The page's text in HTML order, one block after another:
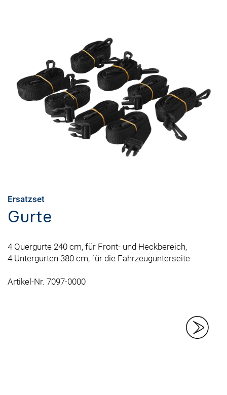
Ersatzset
Gurte
4 Quergurte 240 cm, für Front- und Heckbereich,
4 Untergurten 380 cm, für die Fahrzeugunterseite
Artikel-Nr. 7097-0000